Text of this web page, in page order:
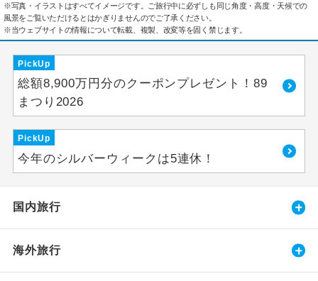
※写真・イラストはすべてイメージです。ご旅行中に必ずしも同じ角度・高度・天候での
風景をご覧いただけるとはかぎりませんのでご了承ください。
※当ウェブサイトの情報について転載、複製、改変等を固く禁じます。
PickUp
総額8,900万円分のクーポンプレゼント！89
まつり2026
PickUp
今年のシルバーウィークは5連休！
国内旅行
海外旅行